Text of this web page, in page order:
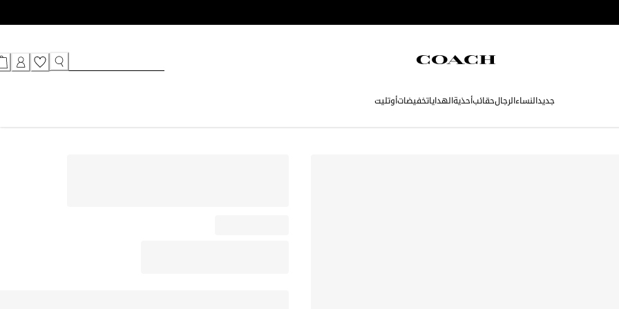
جديدالنساءالرجالحقائبأحذيةالهداياتخفيضاتأوتليت